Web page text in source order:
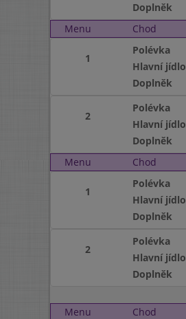
Doplněk
Menu
Chod
1
Polévka
Hlavní jídlo
Doplněk
2
Polévka
Hlavní jídlo
Doplněk
Menu
Chod
1
Polévka
Hlavní jídlo
Doplněk
2
Polévka
Hlavní jídlo
Doplněk
Menu
Chod